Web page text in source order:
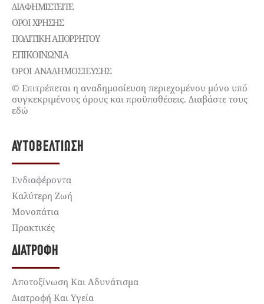
ΔΙΑΦΗΜΙΣΤΕΊΤΕ
ΌΡΟΙ ΧΡΉΣΗΣ
ΠΟΛΙΤΙΚΉ ΑΠΟΡΡΉΤΟΥ
ΕΠΙΚΟΙΝΩΝΊΑ
ΌΡΟΙ ΑΝΑΔΗΜΟΣΙΕΥΣΗΣ
© Επιτρέπεται η αναδημοσίευση περιεχομένου μόνο υπό
συγκεκριμένους όρους και προϋποθέσεις. Διαβάστε τους
εδώ
ΑΥΤΟΒΕΛΤΊΩΣΗ
Ενδιαφέροντα
Καλύτερη Ζωή
Μονοπάτια
Πρακτικές
ΔΙΑΤΡΟΦΉ
Αποτοξίνωση Και Αδυνάτισμα
Διατροφή Και Υγεία